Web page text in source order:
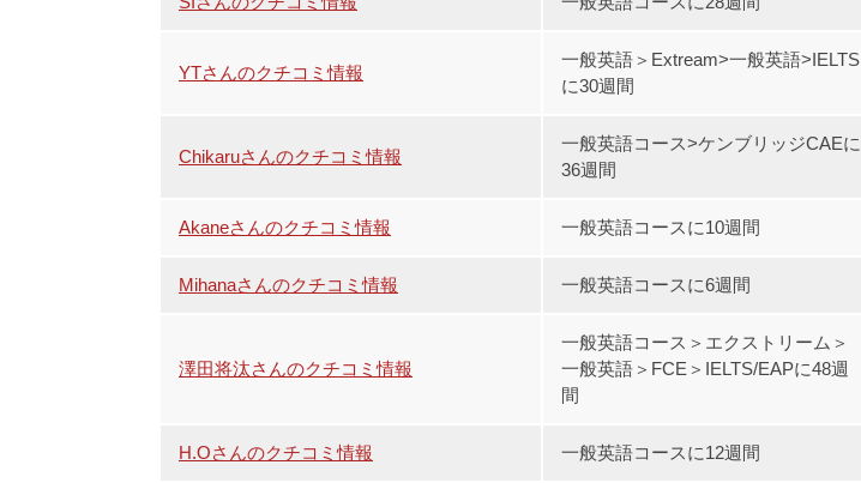
YTさんのクチコミ情報
一般英語＞Extream>一般英語>IELTS
に30週間
Chikaruさんのクチコミ情報
一般英語コース>ケンブリッジCAEに
36週間
Akaneさんのクチコミ情報 一般英語コースに10週間
Mihanaさんのクチコミ情報 一般英語コースに6週間
澤田将汰さんのクチコミ情報
一般英語コース＞エクストリーム＞
一般英語＞FCE＞IELTS/EAPに48週
間
H.Oさんのクチコミ情報 一般英語コースに12週間